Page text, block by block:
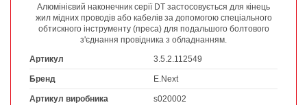
Алюмінієвий наконечник серії DT застосовується для кінець
жил мідних проводів або кабелів за допомогою спеціального
обтискного інструменту (преса) для подальшого болтового
з'єднання провідника з обладнанням.
Артикул
3.5.2.112549
Бренд E.Next
Артикул виробника s020002